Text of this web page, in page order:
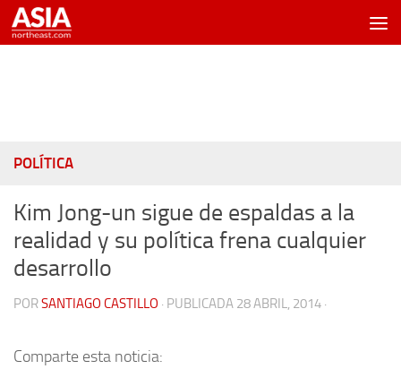
Saltar al contenido
POLÍTICA
Kim Jong-un sigue de espaldas a la
realidad y su política frena cualquier
desarrollo
PORSANTIAGO CASTILLO · PUBLICADA 28 ABRIL, 2014 ·
Comparte esta noticia: